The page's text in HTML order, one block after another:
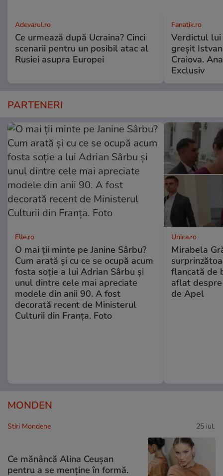
Adevarul.ro
Ce urmează după Ucraina? Cinci
scenarii pentru un posibil atac al
Rusiei asupra Europei
Fanatik.ro
Verdictul lui
greșit
Craiova.
Exclusiv
PARTENERI
Elle.ro
O mai ții minte pe Janine Sârbu?
Cum arată și cu ce se ocupă acum
fosta soție a lui Adrian Sârbu și
unul dintre cele mai apreciate
modele din anii 90. A fost
decorată recent de Ministerul
Culturii din Franța. Foto
Unica.ro
Mirabela
flancată de
aflat
de Apel
MONDEN
Stiri Mondene 25 iul.
Ce mănâncă Alina Ceușan
pentru a se menține în formă.